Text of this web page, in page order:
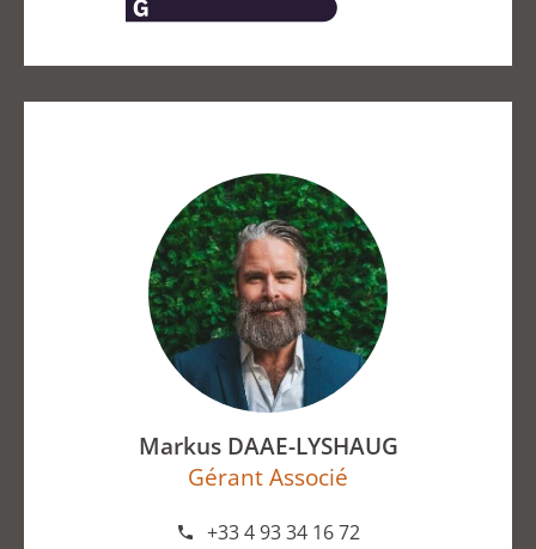
Markus DAAE-LYSHAUG
Gérant Associé
+33 4 93 34 16 72